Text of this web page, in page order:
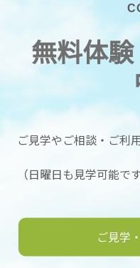
無料体
ご見学やご相談・ご利
（日曜日も見学可能で
ご見学